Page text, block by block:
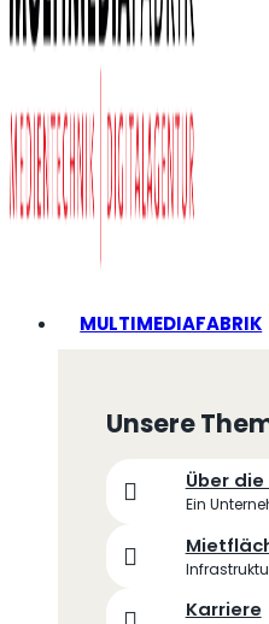
MULTIMEDIAFABRIK
Unsere
Über die
Ein
Karriere